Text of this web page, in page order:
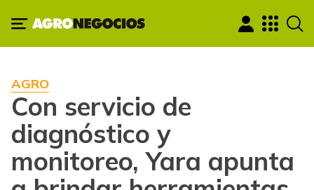
AGRO
Con servicio de
diagnóstico y
monitoreo, Yara apunta